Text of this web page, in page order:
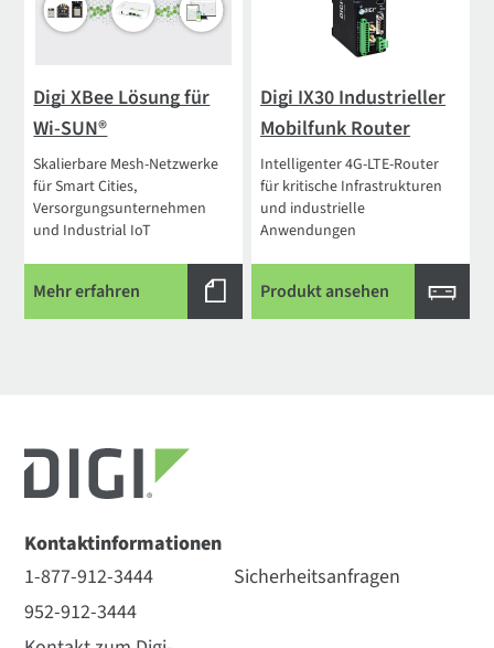
Digi XBee Lösung für
Wi-SUN®
Skalierbare Mesh-Netzwerke
für Smart Cities,
Versorgungsunternehmen
und Industrial IoT
Mehr erfahren
Digi IX30 Industrieller
Mobilfunk Router
Intelligenter 4G-LTE-Router
für kritische Infrastrukturen
und industrielle
Anwendungen
Produkt ansehen
Kontaktinformationen
1-877-912-3444
952-912-3444
Sicherheitsanfragen